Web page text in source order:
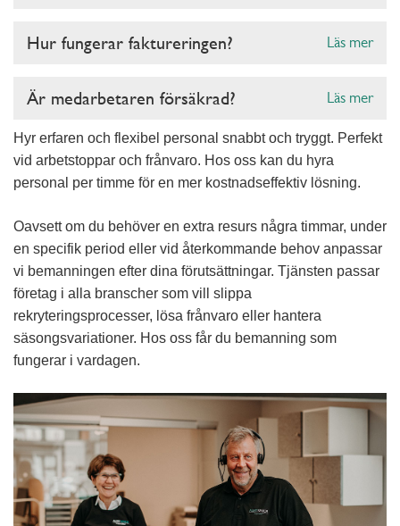
Hyr erfaren och flexibel personal snabbt och tryggt. Perfekt
vid arbetstoppar och frånvaro. Hos oss kan du hyra
personal per timme för en mer kostnadseffektiv lösning.
Oavsett om du behöver en extra resurs några timmar, under
en specifik period eller vid återkommande behov anpassar
vi bemanningen efter dina förutsättningar. Tjänsten passar
företag i alla branscher som vill slippa
rekryteringsprocesser, lösa frånvaro eller hantera
säsongsvariationer. Hos oss får du bemanning som
fungerar i vardagen.
Hur fungerar faktureringen? Läs mer
Är medarbetaren försäkrad? Läs mer